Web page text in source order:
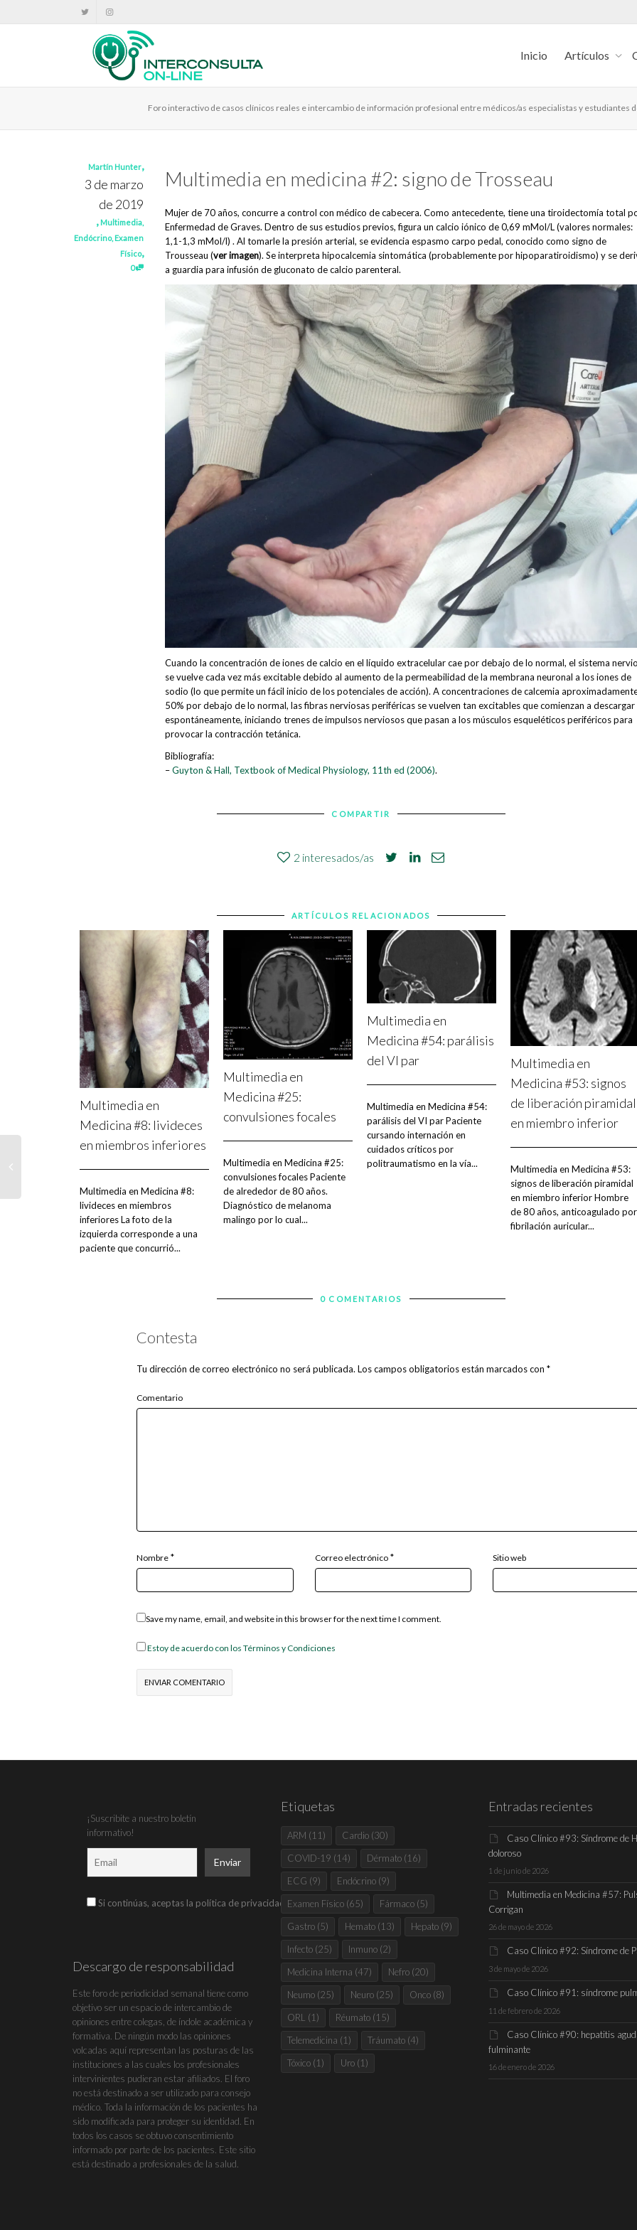
Inicio Artículos
Foro interactivo de casos clínicos reales e intercambio de información profesional entre médicos/as especialistas y estudiantes
Martín Hunter,
3 de marzo
de 2019
, Multimedia,
Endócrino, Examen
Físico,
0
Multimedia en medicina #2: signo de Trosseau
Mujer de 70 años, concurre a control con médico de cabecera. Como antecedente, tiene una tiroidectomía total
Enfermedad de Graves. Dentro de sus estudios previos, figura un calcio iónico de 0,69 mMol/L (valores normales:
1,1-1,3 mMol/l) . Al tomarle la presión arterial, se evidencia espasmo carpo pedal, conocido como signo de
Trousseau (ver imagen). Se interpreta hipocalcemia sintomática (probablemente por hipoparatiroidismo) y se
a guardia para infusión de gluconato de calcio parenteral.
Cuando la concentración de iones de calcio en el líquido extracelular cae por debajo de lo normal, el sistema
se vuelve cada vez más excitable debido al aumento de la permeabilidad de la membrana neuronal a los iones de
sodio (lo que permite un fácil inicio de los potenciales de acción). A concentraciones de calcemia
50% por debajo de lo normal, las fibras nerviosas periféricas se vuelven tan excitables que comienzan a descargar
espontáneamente, iniciando trenes de impulsos nerviosos que pasan a los músculos esqueléticos periféricos para
provocar la contracción tetánica.
Bibliografía:
–Guyton & Hall, Textbook of Medical Physiology, 11th ed (2006).
COMPARTIR
2 interesados/as
ARTÍCULOS RELACIONADOS
Multimedia en
Medicina #8: livideces
en miembros inferiores
Multimedia en Medicina #8:
livideces en miembros
inferiores La foto de la
izquierda corresponde a una
paciente que concurrió...
Multimedia en
Medicina #25:
convulsiones focales
Multimedia en Medicina #25:
convulsiones focales Paciente
de alrededor de 80 años.
Diagnóstico de melanoma
malingo por lo cual...
Multimedia en
Medicina #54: parálisis
del VI par
Multimedia en Medicina #54:
parálisis del VI par Paciente
cursando internación en
cuidados críticos por
politraumatismo en la vía...
Multimedia en
Medicina #53: signos
de liberación piramidal
en miembro inferior
Multimedia en Medicina #53:
signos de liberación piramidal
en miembro inferior Hombre
de 80 años, anticoagulado por
fibrilación auricular...
0 COMENTARIOS
Contesta
Tu dirección de correo electrónico no será publicada. Los campos obligatorios están marcados con *
Comentario
Nombre * Correo electrónico * Sitio web
Save my name, email, and website in this browser for the next time I comment.
Estoy de acuerdo con los Términos y Condiciones
¡Suscribite a nuestro boletín
informativo!
Si continúas, aceptas la política de privacidad
Descargo de responsabilidad
Este foro de periodicidad semanal tiene como
objetivo ser un espacio de intercambio de
opiniones entre colegas, de índole académica y
formativa. De ningún modo las opiniones
volcadas aquí representan las posturas de las
instituciones a las cuales los profesionales
intervinientes pudieran estar afiliados. El foro
no está destinado a ser utilizado para consejo
médico. Toda la información de los pacientes ha
sido modificada para proteger su identidad. En
todos los casos se obtuvo consentimiento
informado por parte de los pacientes. Este sitio
está destinado a profesionales de la salud.
Etiquetas
ARM (11) Cardio(30)
COVID-19 (14) Dérmato(16)
ECG (9) Endócrino(9)
Examen Físico(65) Fármaco(5)
Gastro(5) Hemato(13) Hepato(9)
Infecto(25) Inmuno(2)
Medicina Interna (47) Nefro(20)
Neumo(25) Neuro(25) Onco(8)
ORL (1) Réumato(15)
Telemedicina (1) Tráumato(4)
Tóxico(1) Uro(1)
Entradas recientes
Caso Clínico #93: Síndrome de
doloroso
1 de junio de 2026
Multimedia en Medicina #57:
Corrigan
26 de mayo de 2026
Caso Clínico #92: Síndrome de
3 de mayo de 2026
Caso Clínico #91: síndrome
11 de febrero de 2026
Caso Clínico #90: hepatitis
fulminante
16 de enero de 2026